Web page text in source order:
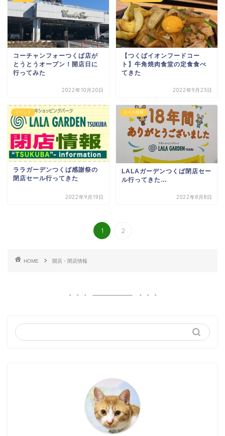
コーチャンフォーつくば店が
とうとうオープン！開店日に
行ってみた
2022年10月20日
【つくばイオンフードコー
ト】牛角焼肉食堂の定食食べ
てきた
2022年9月23日
イベント
ララガーデンつくば感謝祭の
閉店セール行ってきた
2022年9月19日
セール情報
LALAガーデンつくば閉店セー
ル行ってきた…
2022年8月8日
1 2
HOME 開店・閉店情報